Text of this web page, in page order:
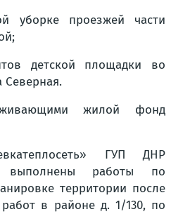
уборке проезжей части
детской площадки во
Северная.
жилой фонд
ГУП ДНР
выполнены работы по
территории после
в районе д. 1/130, по